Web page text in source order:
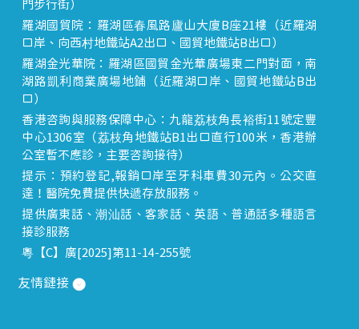
門步行街）
羅湖國貿院：羅湖區春風路廬山大廈B座21樓（近羅湖
口岸、向西村地鐵站A2出口、國貿地鐵站B出口）
羅湖金光華院：羅湖區國貿金光華廣場東二門對面，南
湖路凱利商業廣場地鋪（近羅湖口岸、國貿地鐵站B出
口）
香港咨詢與服務保障中心：九龍荔枝角長裕街11號定豐
中心1306室（荔枝角地鐵站B1出口直行100米，香港辦
公室暫不應診，主要咨詢接待）
提示：預約登記,報銷口岸至牙科車費30元內。公交直
達！醫院免費提供快遞存放服務。
提供廣東話、潮汕話、客家話、英語、普通話多種語言
接診服務
粵【C】廣[2025]第11-14-255號
友情鏈接